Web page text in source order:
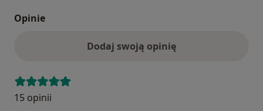
Opinie
Dodaj swoją opinię
15 opinii